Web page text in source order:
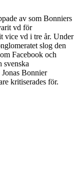
av som Bonniers
vd för
vice vd i tre år. Under
slog den
Facebook och
svenska
Bonnier
kritiserades för.